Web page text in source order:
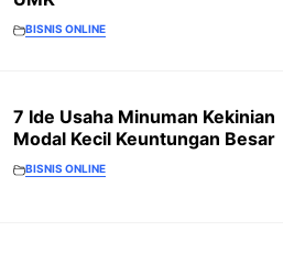
BISNIS ONLINE
7 Ide Usaha Minuman Kekinian
Modal Kecil Keuntungan Besar
BISNIS ONLINE